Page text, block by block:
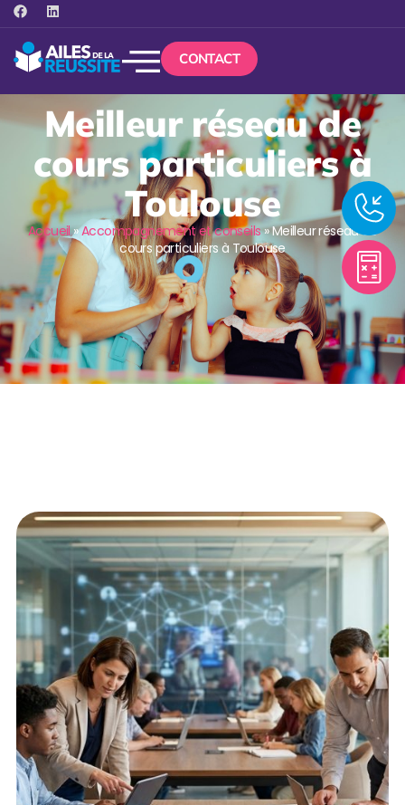
CONTACT
Meilleur réseau de
cours particuliers à
Toulouse
Accueil»Accompagnement et conseils»Meilleur réseau de
cours particuliers à Toulouse